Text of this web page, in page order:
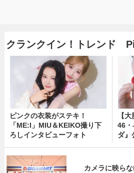
クランクイン！トレンド
ピンクの衣装がステキ！
「ME:I」MIU＆KEIKO撮り下
ろしインタビューフォト
【
46・
ダ』
カメラに映ら